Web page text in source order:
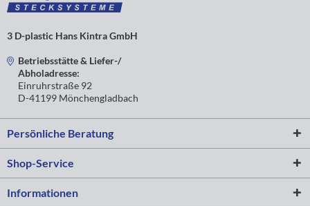
3 D-plastic Hans Kintra GmbH
Betriebsstätte & Liefer-/
Abholadresse:
Einruhrstraße 92
D-41199 Mönchengladbach
Persönliche Beratung
Shop-Service
Informationen